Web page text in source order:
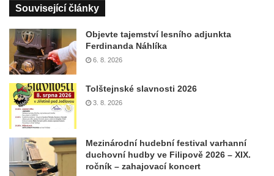
Související články
Objevte tajemství lesního adjunkta
Ferdinanda Náhlíka
6. 8. 2026
Tolštejnské slavnosti 2026
3. 8. 2026
Mezinárodní hudební festival varhanní
duchovní hudby ve Filipově 2026 – XIX.
ročník – zahajovací koncert